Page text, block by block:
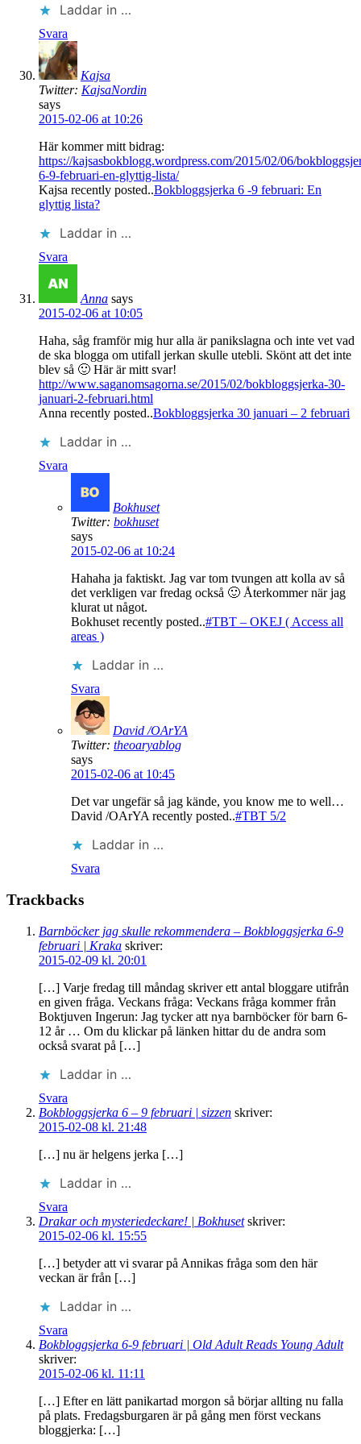
Laddar in …
Svara
Kajsa
Twitter: KajsaNordin
says
2015-02-06 at 10:26
Här kommer mitt bidrag:
https://kajsasbokblogg.wordpress.com/2015/02/06/
6-9-februari-en-glyttig-lista/
Kajsa recently posted..Bokbloggsjerka 6 -9 februari: En
glyttig lista?
Laddar in …
Svara
Anna says
2015-02-06 at 10:05
Haha, såg framför mig hur alla är panikslagna och inte vet vad
de ska blogga om utifall jerkan skulle utebli. Skönt att det inte
blev så 🙂 Här är mitt svar!
http://www.saganomsagorna.se/2015/02/bokbloggsjerka-30-
januari-2-februari.html
Anna recently posted..Bokbloggsjerka 30 januari – 2 februari
Laddar in …
Svara
Bokhuset
Twitter: bokhuset
says
2015-02-06 at 10:24
Hahaha ja faktiskt. Jag var tom tvungen att kolla av så
det verkligen var fredag också 🙂 Återkommer när jag
klurat ut något.
Bokhuset recently posted..#TBT – OKEJ ( Access all
areas )
Laddar in …
Svara
David /OArYA
Twitter: theoaryablog
says
2015-02-06 at 10:45
Det var ungefär så jag kände, you know me to well…
David /OArYA recently posted..#TBT 5/2
Laddar in …
Svara
Trackbacks
Barnböcker jag skulle rekommendera – Bokbloggsjerka 6-9
februari | Kraka skriver:
2015-02-09 kl. 20:01
[…] Varje fredag till måndag skriver ett antal bloggare utifrån
en given fråga. Veckans fråga: Veckans fråga kommer från
Boktjuven Ingerun: Jag tycker att nya barnböcker för barn 6-
12 år … Om du klickar på länken hittar du de andra som
också svarat på […]
Laddar in …
Svara
Bokbloggsjerka 6 – 9 februari | sizzen skriver:
2015-02-08 kl. 21:48
[…] nu är helgens jerka […]
Laddar in …
Svara
Drakar och mysteriedeckare! | Bokhuset skriver:
2015-02-06 kl. 15:55
[…] betyder att vi svarar på Annikas fråga som den här
veckan är från […]
Laddar in …
Svara
Bokbloggsjerka 6-9 februari | Old Adult Reads Young Adult
skriver:
2015-02-06 kl. 11:11
[…] Efter en lätt panikartad morgon så börjar allting nu falla
på plats. Fredagsburgaren är på gång men först veckans
bloggjerka: […]